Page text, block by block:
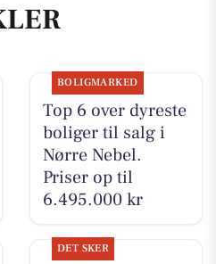
BOLIGMARKED
Top 6 over dyreste
boliger til salg i
Nørre Nebel.
Priser op til
6.495.000 kr
DET SKER